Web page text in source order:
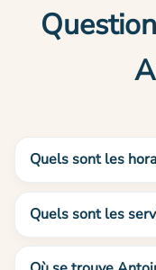
Quels sont les
Quels sont les